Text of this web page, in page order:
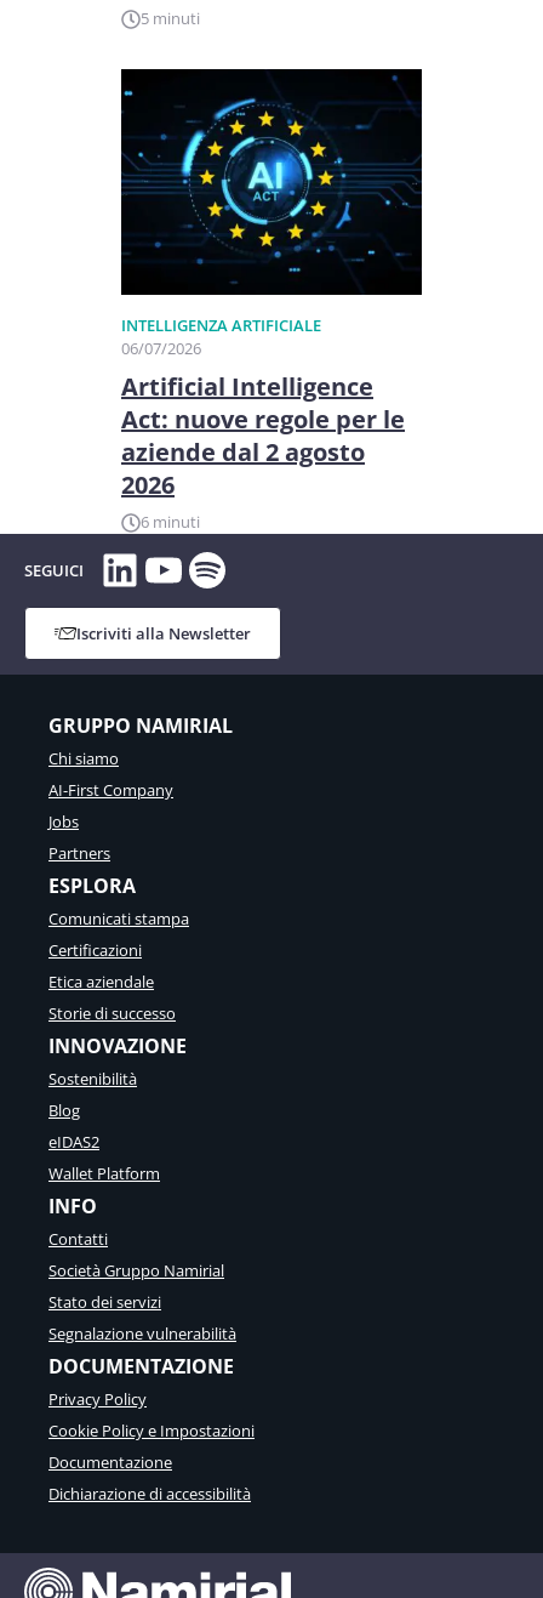
5 minuti
INTELLIGENZA ARTIFICIALE
06/07/2026
Artificial Intelligence
Act: nuove regole per le
aziende dal 2 agosto
2026
6 minuti
SEGUICI LinkedIn
YouTube
Spotify
Iscriviti alla Newsletter
GRUPPO NAMIRIAL
Chi siamo
AI-First Company
Jobs
Partners
ESPLORA
Comunicati stampa
Certificazioni
Etica aziendale
Storie di successo
INNOVAZIONE
Sostenibilità
Blog
eIDAS2
Wallet Platform
INFO
Contatti
Società Gruppo Namirial
Stato dei servizi
Segnalazione vulnerabilità
DOCUMENTAZIONE
Privacy Policy
Cookie Policy e Impostazioni
Documentazione
Dichiarazione di accessibilità